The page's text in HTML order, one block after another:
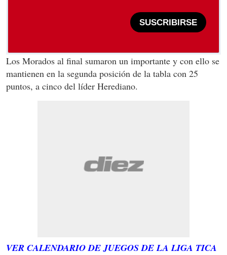
SUSCRIBIRSE
Los Morados al final sumaron un importante y con ello se
mantienen en la segunda posición de la tabla con 25
puntos, a cinco del líder Herediano.
VER CALENDARIO DE JUEGOS DE LA LIGA TICA